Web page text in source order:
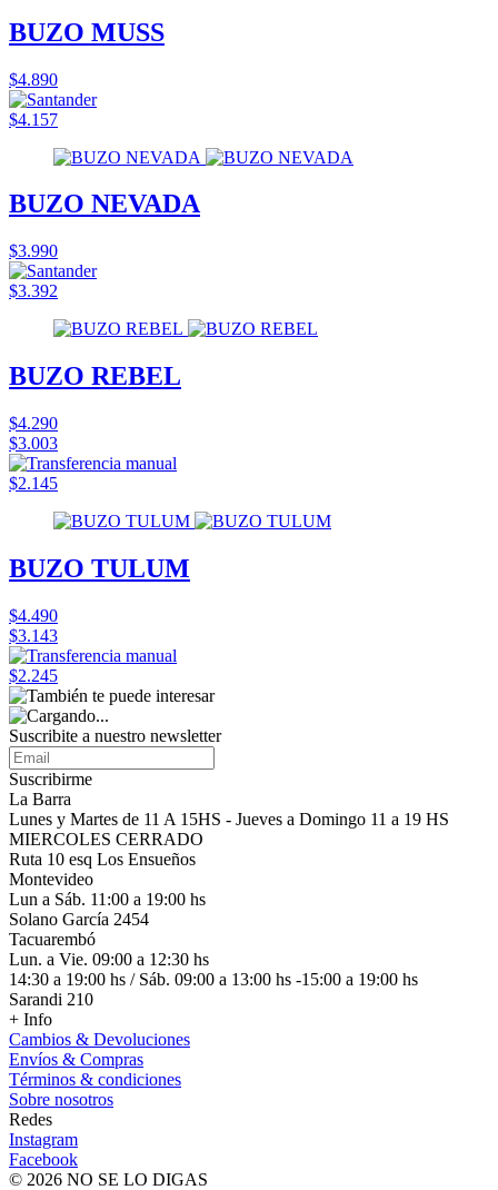
BUZO MUSS
$4.890
$4.157
BUZO NEVADA
$3.990
$3.392
BUZO REBEL
$4.290
$3.003
$2.145
BUZO TULUM
$4.490
$3.143
$2.245
Suscribite a nuestro newsletter
Suscribirme
La Barra
Lunes y Martes de 11 A 15HS - Jueves a Domingo 11 a 19 HS
MIERCOLES CERRADO
Ruta 10 esq Los Ensueños
Montevideo
Lun a Sáb. 11:00 a 19:00 hs
Solano García 2454
Tacuarembó
Lun. a Vie. 09:00 a 12:30 hs
14:30 a 19:00 hs / Sáb. 09:00 a 13:00 hs -15:00 a 19:00 hs
Sarandi 210
+ Info
Cambios & Devoluciones
Envíos & Compras
Términos & condiciones
Sobre nosotros
Redes
Instagram
Facebook
© 2026 NO SE LO DIGAS